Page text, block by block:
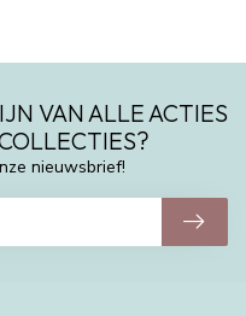
VAN ALLE ACTIES
nieuwsbrief!